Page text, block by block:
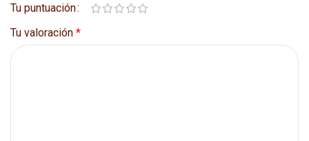
Tu puntuación
Tu valoración *